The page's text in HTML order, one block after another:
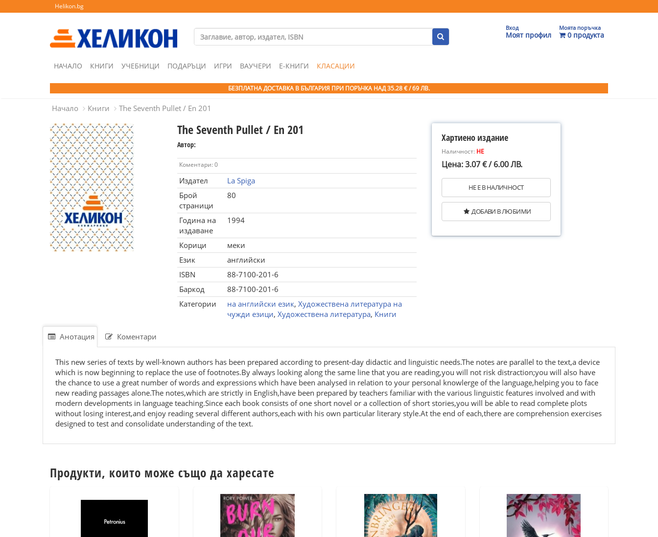
Helikon.bg
Вход
Моят профил
Моята поръчка
0 продукта
НАЧАЛО КНИГИ УЧЕБНИЦИ ПОДАРЪЦИ ИГРИ ВАУЧЕРИ Е-КНИГИ КЛАСАЦИИ
БЕЗПЛАТНА ДОСТАВКА В БЪЛГАРИЯ ПРИ ПОРЪЧКА НАД 35.28 € / 69 ЛВ.
Начало Книги The Seventh Pullet / En 201
The Seventh Pullet / En 201
Автор:
Коментари: 0
Издател
La Spiga
Брой
страници
80
Година на
издаване
1994
Корици
меки
Език
английски
ISBN
88-7100-201-6
Баркод
88-7100-201-6
Категории
на английски език, Художествена литература на
чужди езици, Художествена литература, Книги
Хартиено издание
Наличност: НЕ
Цена: 3.07 € / 6.00 ЛВ.
НЕ Е В НАЛИЧНОСТ
ДОБАВИ В ЛЮБИМИ
Анотация Коментари
This new series of texts by well-known authors has been prepared according to present-day didactic and linguistic needs.The notes are parallel to the text,a device
which is now beginning to replace the use of footnotes.By always looking along the same line that you are reading,you will not risk distraction;you will also have
the chance to use a great number of words and expressions which have been analysed in relation to your personal knowlerge of the language,helping you to face
new reading passages alone.The notes,which are strictly in English,have been prepared by teachers familiar with the various linguistic features involved and with
modern developments in language teaching.Since each book consists of one short novel or a collection of short stories,you will be able to read complete plots
without losing interest,and enjoy reading several different authors,each with his own particular literary style.At the end of each,there are comprehension exercises
designed to test and consolidate understanding of the text.
Продукти, които може също да харесате